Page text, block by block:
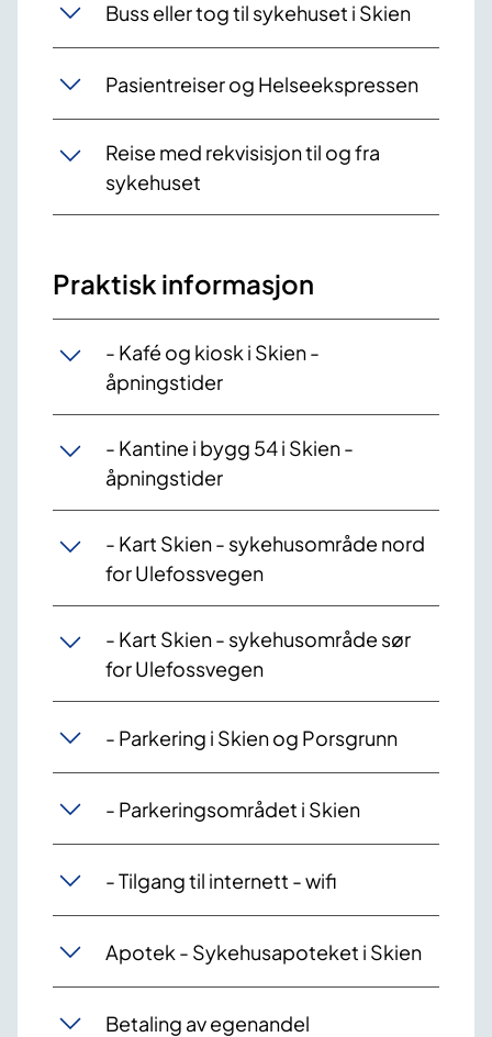
Buss eller tog til sykehuset i Skien
Pasientreiser og Helseekspressen
Reise med rekvisisjon til og fra
sykehuset
Praktisk informasjon
- Kafé og kiosk i Skien -
åpningstider
- Kantine i bygg 54 i Skien -
åpningstider
- Kart Skien - sykehusområde nord
for Ulefossvegen
- Kart Skien - sykehusområde sør
for Ulefossvegen
- Parkering i Skien og Porsgrunn
- Parkeringsområdet i Skien
- Tilgang til internett - wifi
Apotek - Sykehusapoteket i Skien
Betaling av egenandel